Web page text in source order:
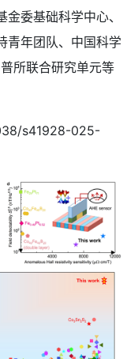
委基础科学中心、
青年团队、中国科学
所联合研究单元等
s41928-025-